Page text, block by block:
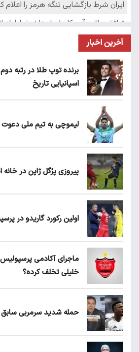
آخرین اخبار
برنده توپ طلا در رتبه
اسپانیایی تاریخ
لیموچی به تیم ملی
پیروزی پرُگل ژاپن در خانه
اولین رکورد گاریدو در
ماجرای آکادمی
خلیلی تخلف کرده؟
حمله شدید سرمربی سابق